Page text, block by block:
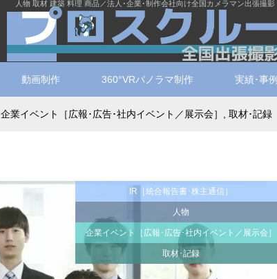
人物 取材 建築 料理 商品／法人･企業･制作会社向け全国カメラマン出張撮影
動画制作 360°VRパノラマ制作 実績･事例
企業イベント［広報･広告･社内イベント／展示会］ 取材･記録
IR［統合報告書･株主通信］
人物
企業イベント［広報･広告･社内イベント／展示会］
取材･記録